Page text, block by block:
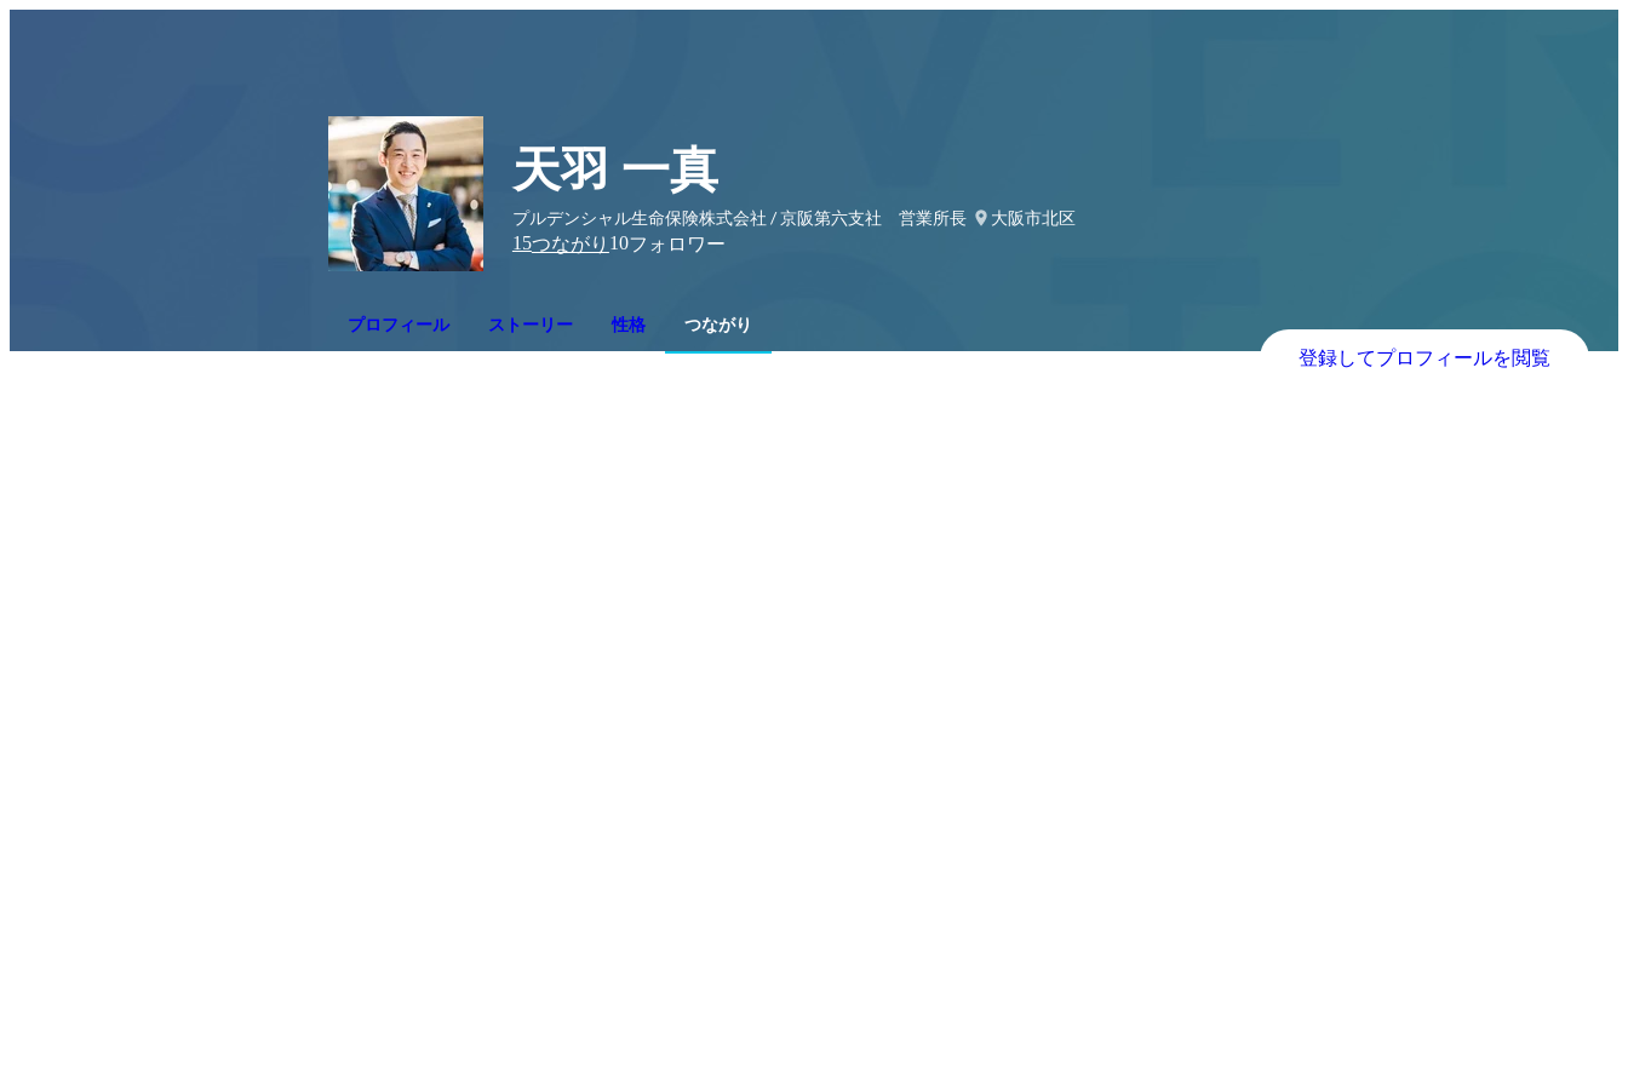
天羽 一真
プルデンシャル生命保険株式会社 / 京阪第六支社 営業所長
大阪市北区
15つながり 10フォロワー
プロフィール ストーリー 性格 つながり
登録してプロフィールを閲覧